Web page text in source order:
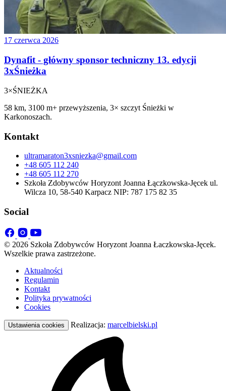
17 czerwca 2026
Dynafit - główny sponsor techniczny 13. edycji
3xŚnieżka
3×ŚNIEŻKA
58 km, 3100 m+ przewyższenia, 3× szczyt Śnieżki w
Karkonoszach.
Kontakt
ultramaraton3xsniezka@gmail.com
+48 605 112 240
+48 605 112 270
Szkoła Zdobywców Horyzont Joanna Łączkowska-Jęcek ul.
Wilcza 10, 58-540 Karpacz NIP: 787 175 82 35
Social
© 2026 Szkoła Zdobywców Horyzont Joanna Łaczkowska-Jęcek.
Wszelkie prawa zastrzeżone.
Aktualności
Regulamin
Kontakt
Polityka prywatności
Cookies
Ustawienia cookies Realizacja: marcelbielski.pl